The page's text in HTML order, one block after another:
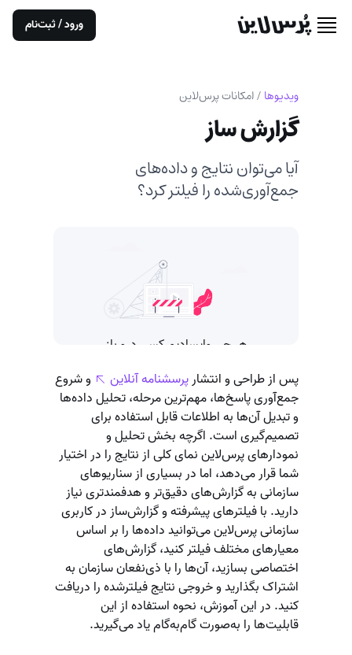
ورود / ثبت‌نام
ویدیوها/امکانات پرس‌لاین
گزارش ساز
آیا می‌توان نتایج و داده‌های
جمع‌آوری‌شده را فیلتر کرد؟
پس از طراحی و انتشارپرسشنامه آنلاین
و شروع
جمع‌آوری پاسخ‌ها، مهم‌ترین مرحله، تحلیل داده‌ها
و تبدیل آن‌ها به اطلاعات قابل استفاده برای
تصمیم‌گیری است. اگرچه بخش تحلیل و
نمودارهای پرس‌لاین نمای کلی از نتایج را در اختیار
شما قرار می‌دهد، اما در بسیاری از سناریوهای
سازمانی به گزارش‌های دقیق‌تر و هدفمندتری نیاز
دارید. با فیلترهای پیشرفته و گزارش‌ساز در کاربری
سازمانی پرس‌لاین می‌توانید داده‌ها را بر اساس
معیارهای مختلف فیلتر کنید، گزارش‌های
اختصاصی بسازید، آن‌ها را با ذی‌نفعان سازمان به
اشتراک بگذارید و خروجی نتایج فیلترشده را دریافت
کنید. در این آموزش، نحوه استفاده از این
قابلیت‌ها را به‌صورت گام‌به‌گام یاد می‌گیرید.